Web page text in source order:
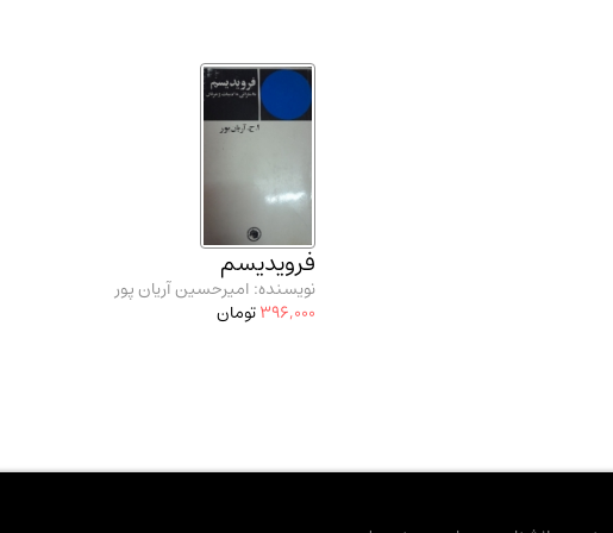
فرویدیسم
نویسنده: امیرحسین آریان پور
396,000تومان